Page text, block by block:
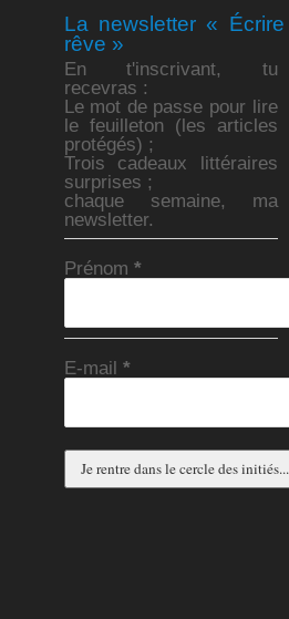
La newsletter «
rêve »
En t'inscrivant, tu
recevras :
Le mot de passe pour lire
le feuilleton (les articles
protégés) ;
Trois cadeaux littéraires
surprises ;
chaque semaine, ma
newsletter.
Prénom *
E-mail *